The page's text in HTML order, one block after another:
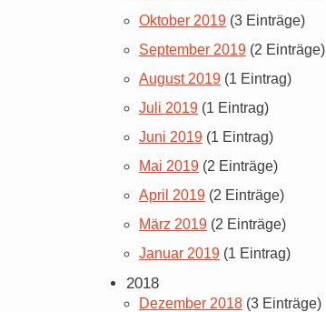
Oktober 2019 (3 Einträge)
September 2019 (2 Einträge)
August 2019 (1 Eintrag)
Juli 2019 (1 Eintrag)
Juni 2019 (1 Eintrag)
Mai 2019 (2 Einträge)
April 2019 (2 Einträge)
März 2019 (2 Einträge)
Januar 2019 (1 Eintrag)
2018
Dezember 2018 (3 Einträge)